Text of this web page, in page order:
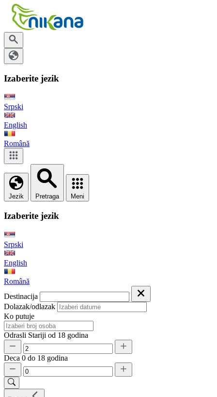
Izaberite jezik
Srpski
English
Română
Jezik Pretraga Meni
Izaberite jezik
Srpski
English
Română
Destinacija
Dolazak/odlazak
Ko putuje
Odrasli Stariji od 18 godina
Deca 0 do 18 godina